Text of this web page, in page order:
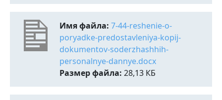
Имя файла: 7-44-reshenie-o-
poryadke-predostavleniya-kopij-
dokumentov-soderzhashhih-
personalnye-dannye.docx
Размер файла: 28,13 КБ